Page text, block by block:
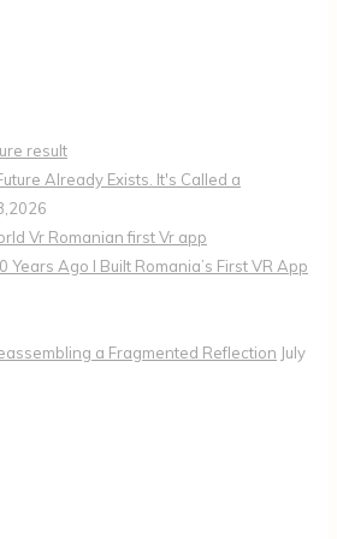
Already Exists. It's Called a
Years Ago I Built Romania’s First VR App
a Fragmented Reflection July